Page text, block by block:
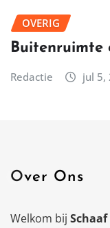
OVERIG
Buitenruimte
Redactie jul 5,
Over Ons
Welkom bij